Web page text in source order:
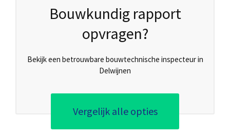
Bouwkundig rapport
opvragen?
Bekijk een betrouwbare bouwtechnische inspecteur in
Delwijnen
Vergelijk alle opties